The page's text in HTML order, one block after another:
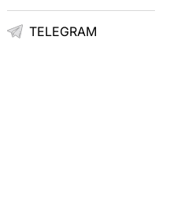
TELEGRAM